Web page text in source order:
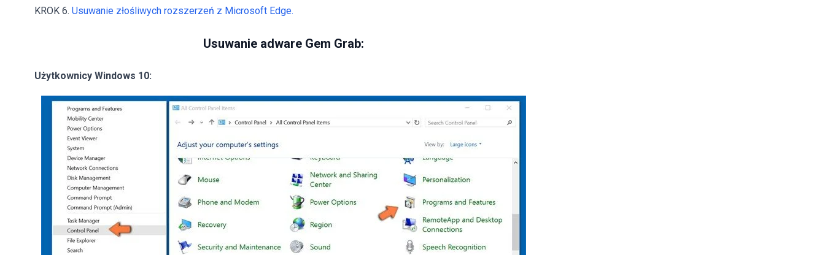
KROK 6. Usuwanie złośliwych rozszerzeń z Microsoft Edge.
Usuwanie adware Gem Grab:
Użytkownicy Windows 10: